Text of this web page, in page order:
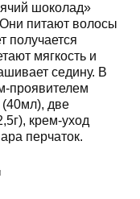
шоколад»
питают волосы
получается
мягкость и
седину. В
проявителем
две
крем-уход
перчаток.